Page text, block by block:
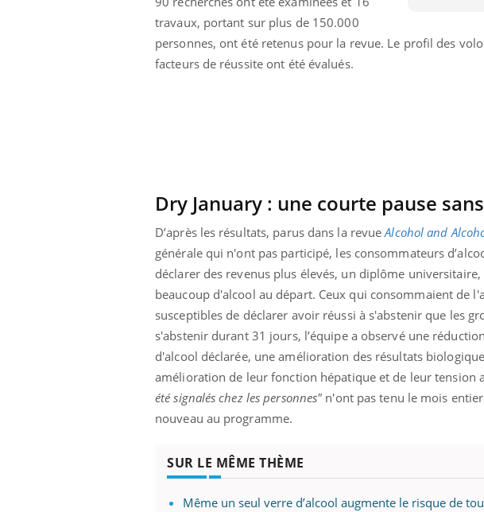
travaux, portant sur plus de 150.000
personnes, ont été retenus pour la revue. Le profil des
facteurs de réussite ont été évalués.
Dry January : une courte pause
D’après les résultats, parus dans la revueAlcohol and
générale qui n'ont pas participé, les consommateurs
déclarer des revenus plus élevés, un diplôme
beaucoup d'alcool au départ. Ceux qui consommaient de
susceptibles de déclarer avoir réussi à s'abstenir que les
s'abstenir durant 31 jours, l’équipe a observé une
d'alcool déclarée, une amélioration des résultats
amélioration de leur fonction hépatique et de leur tension
été signalés chez les personnes" n'ont pas tenu le mois
nouveau au programme.
SUR LE MÊME THÈME
Même un seul verre d’alcool augmente le risque de
Eczéma Chronique des Mains : se
préparer pour l’été ! Youtube
L'été arrive… et avec lui, un tout nouveau
rythme de vie ! Vacances, plage, piscine,
soleil, activités en plein air… Nos mains
Youtube
Diabète & Ramadan
Le Ramadan approche, et,
nombreuses personnes
diabète, c'est une période
défis, mais ...